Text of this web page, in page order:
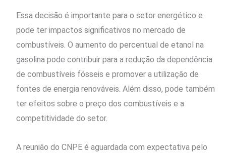
Essa decisão é importante para o setor energético e
pode ter impactos significativos no mercado de
combustíveis. O aumento do percentual de etanol na
gasolina pode contribuir para a redução da dependência
de combustíveis fósseis e promover a utilização de
fontes de energia renováveis. Além disso, pode também
ter efeitos sobre o preço dos combustíveis e a
competitividade do setor.
A reunião do CNPE é aguardada com expectativa pelo